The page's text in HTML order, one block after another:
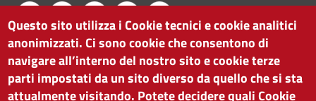
CAMERA DI COMMERCIO DI BOLZANO
via Alto Adige 60 | I-39100 Bolzano
tel. 0471 945 511 |info@camcom.bz.it
Questo sito utilizza i Cookie tecnici e cookie analitici
anonimizzati. Ci sono cookie che consentono di
navigare all’interno del nostro sito e cookie terze
parti impostati da un sito diverso da quello che si sta
attualmente visitando. Potete decidere quali Cookie